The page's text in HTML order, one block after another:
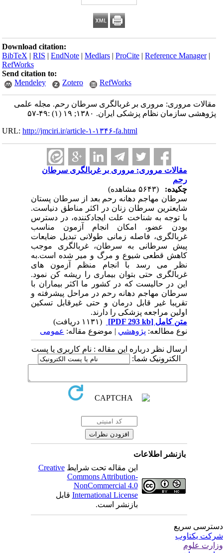
Download citation:
BibTeX |RIS |EndNote |Medlars |ProCite |Reference Manager
RefWorks
Send citation to:
Mendeley
Zotero RefWorks
مقالات مروری: مروری بر غربالگری سرطان رحم. مجله علمی
پژوهشی سازمان نظام پزشکی ایران. ۱۳۸۰; ۱۹ (۱) :۴۹-۵۷
URL:http://jmciri.ir/article-۱-۱۳۴۶-fa.html
مقالات مروری: مروری بر غربالگری سرطان
رحم
چکیده:
سرطان مهاجم دهانه رحم بعد از سرطان پستان
شایعترین سرطان زنان در اکثر مناطق دنیاست.
با توجه به شناخت علت ایجادکننده، در دسترس
بودن عضو، امکان انجام آزمون مناسب
غربالگری، فاصله زمانی طولانی تبدیل ضایعات
پیش سرطانی به سرطان، غربالگری موجب
کاهش قطعی شیوع و مرگ و میر شده است.به
نظر می رسد با انجام منظم آزمون های
غربالگری حتی بتوان بیماری را ریشه کن نمود.
این در حالیست که در کشور ما اکثر بیماران با
سرطان مهاجم دهانه رحم در مراحل پیشرفته و
تقریبا غیر قابل درمان و حتی غیرقابل تسکین
اولین مراجعه پزشکی را دارند.
متن کامل[PDF 293 kb]
نوع مطالعه:پژوهشي| موضوع مقاله:عمومى
ارسال نظر درباره این مقاله : نام کاربری یا پست
الکترونیک شما:
بازنشر اطلاعات
این مقاله تحت شرایطCreative
Commons Attribution-
NonCommercial 4.0
International Licenseقابل
بازنشر است.
سریع
یکتاوب
علوم